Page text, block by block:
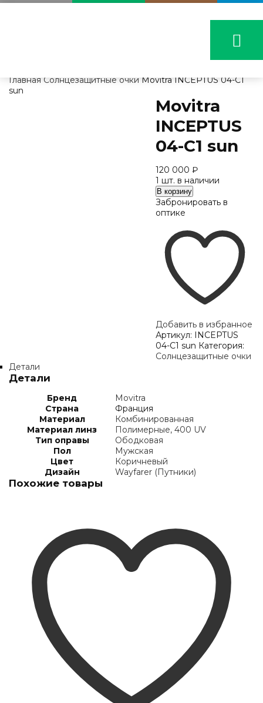
Главная Солнцезащитные очки Movitra INCEPTUS 04-C1
sun
Movitra
INCEPTUS
04-C1 sun
120 000 ₽
1 шт. в наличии
Количество
Movitra
INCEPTUS
sun
В корзину
Забронировать в
оптике
Добавить в избранное
Артикул: INCEPTUS
04-C1 sun Категория:
Солнцезащитные очки
Детали
Детали
Бренд
Movitra
Страна
Франция
Материал
Комбинированная
Материал линз
Полимерные, 400 UV
Тип оправы
Ободковая
Пол
Мужская
Цвет
Коричневый
Дизайн
Wayfarer (Путники)
Похожие товары